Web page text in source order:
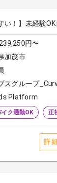
い！】未経験
円〜
加茂市
スグループ
Platform
イク通勤OK 正
詳